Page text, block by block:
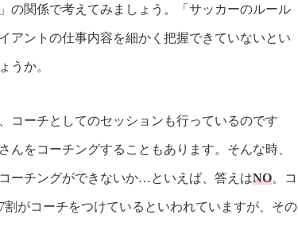
の関係で考えてみましょう。「サッカーのルール
アントの仕事内容を細かく把握できていないとい
うか。
コーチとしてのセッションも行っているのです
をコーチングすることもあります。そんな時、
ーチングができないか…といえば、答えはNO。コ
がコーチをつけているといわれていますが、その